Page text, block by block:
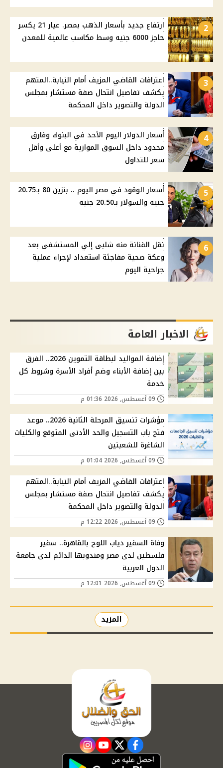
2
ارتفاع جديد بأسعار الذهب بمصر. عيار 21 يكسر
حاجز 6000 جنيه وسط مكاسب عالمية للمعدن
3
اعترافات القاضي المزيف أمام النيابة..المتهم
يكشف تفاصيل انتحال صفة مستشار بمجلس
الدولة والتصوير داخل المحكمة
4
أسعار الدولار اليوم الأحد في البنوك وفارق
محدود داخل السوق الموازية مع أعلى وأقل
سعر للتداول
5
أسعار الوقود في مصر اليوم .. بنزين 80 بـ20.75
جنيه والسولار بـ20.50 جنيه
6
نقل الفنانة منه شلبى إلي المستشفى بعد
وعكة صحية مفاجئة استعداد لإجراء عملية
جراحية اليوم
الاخبار العامة
إضافة المواليد لبطاقة التموين 2026.. الفرق
بين إضافة الأبناء وضم أفراد الأسرة وشروط كل
خدمة
مؤشرات تنسيق المرحلة الثانية 2026.. موعد
فتح باب التسجيل والحد الأدنى المتوقع والكليات
الشاغرة للشعبتين
اعترافات القاضي المزيف أمام النيابة..المتهم
يكشف تفاصيل انتحال صفة مستشار بمجلس
الدولة والتصوير داخل المحكمة
وفاة السفير دياب اللوح بالقاهرة.. سفير
فلسطين لدى مصر ومندوبها الدائم لدى جامعة
الدول العربية
المزيد
facebook
twitter
youtube
instagram